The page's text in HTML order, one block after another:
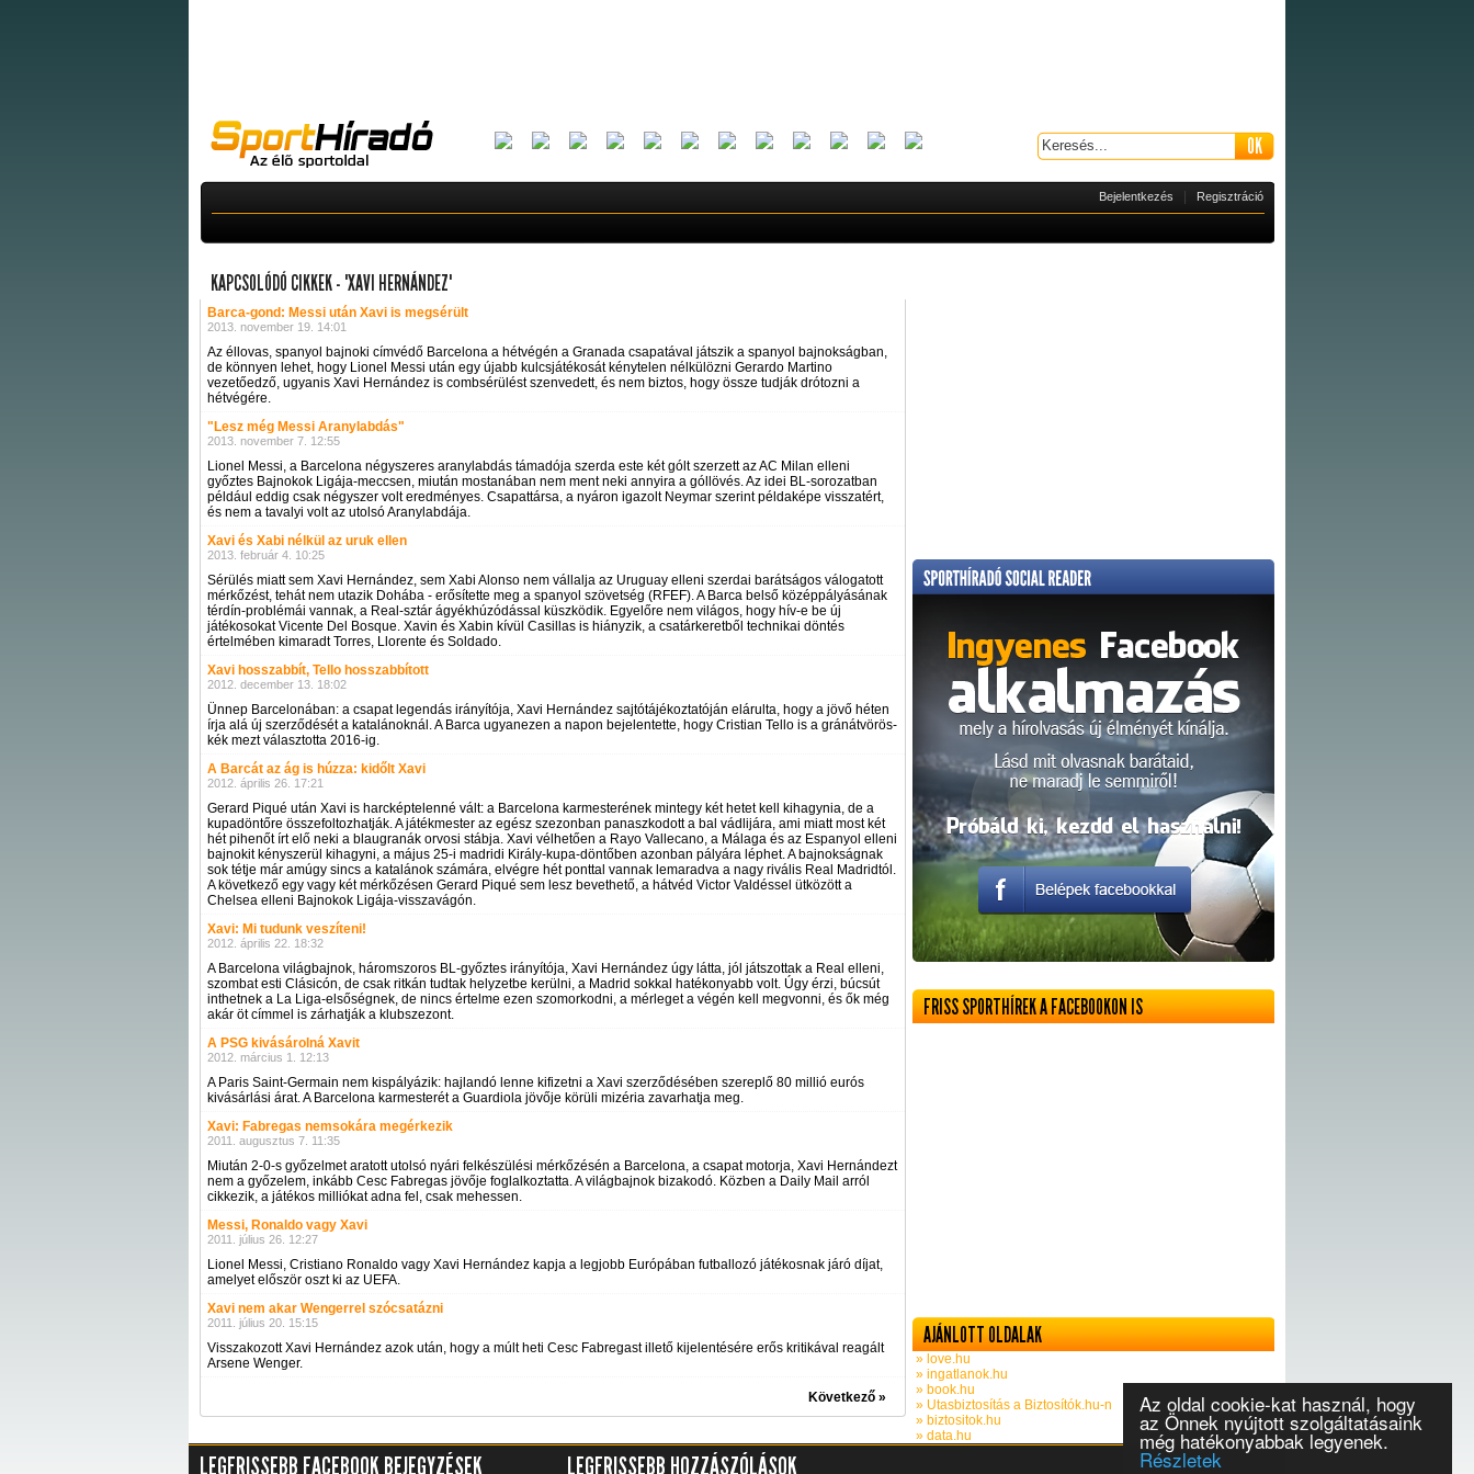
Az oldal cookie-kat használ, hogy
az Önnek nyújtott szolgáltatásaink
még hatékonyabbak legyenek.
Részletek
Bejelentkezés Regisztráció
KAPCSOLÓDÓ CIKKEK - "XAVI HERNÁNDEZ"
Barca-gond: Messi után Xavi is megsérült
2013. november 19. 14:01
Az éllovas, spanyol bajnoki címvédő Barcelona a hétvégén a Granada csapatával játszik a spanyol bajnokságban,
de könnyen lehet, hogy Lionel Messi után egy újabb kulcsjátékosát kénytelen nélkülözni Gerardo Martino
vezetőedző, ugyanis Xavi Hernández is combsérülést szenvedett, és nem biztos, hogy össze tudják drótozni a
hétvégére.
"Lesz még Messi Aranylabdás"
2013. november 7. 12:55
Lionel Messi, a Barcelona négyszeres aranylabdás támadója szerda este két gólt szerzett az AC Milan elleni
győztes Bajnokok Ligája-meccsen, miután mostanában nem ment neki annyira a góllövés. Az idei BL-sorozatban
például eddig csak négyszer volt eredményes. Csapattársa, a nyáron igazolt Neymar szerint példaképe visszatért,
és nem a tavalyi volt az utolsó Aranylabdája.
Xavi és Xabi nélkül az uruk ellen
2013. február 4. 10:25
Sérülés miatt sem Xavi Hernández, sem Xabi Alonso nem vállalja az Uruguay elleni szerdai barátságos válogatott
mérkőzést, tehát nem utazik Dohába - erősítette meg a spanyol szövetség (RFEF). A Barca belső középpályásának
térdín-problémái vannak, a Real-sztár ágyékhúzódással küszködik. Egyelőre nem világos, hogy hív-e be új
játékosokat Vicente Del Bosque. Xavin és Xabin kívül Casillas is hiányzik, a csatárkeretből technikai döntés
értelmében kimaradt Torres, Llorente és Soldado.
Xavi hosszabbít, Tello hosszabbított
2012. december 13. 18:02
Ünnep Barcelonában: a csapat legendás irányítója, Xavi Hernández sajtótájékoztatóján elárulta, hogy a jövő héten
írja alá új szerződését a katalánoknál. A Barca ugyanezen a napon bejelentette, hogy Cristian Tello is a gránátvörös-
kék mezt választotta 2016-ig.
A Barcát az ág is húzza: kidőlt Xavi
2012. április 26. 17:21
Gerard Piqué után Xavi is harcképtelenné vált: a Barcelona karmesterének mintegy két hetet kell kihagynia, de a
kupadöntőre összefoltozhatják. A játékmester az egész szezonban panaszkodott a bal vádlijára, ami miatt most két
hét pihenőt írt elő neki a blaugranák orvosi stábja. Xavi vélhetően a Rayo Vallecano, a Málaga és az Espanyol elleni
bajnokit kényszerül kihagyni, a május 25-i madridi Király-kupa-döntőben azonban pályára léphet. A bajnokságnak
sok tétje már amúgy sincs a katalánok számára, elvégre hét ponttal vannak lemaradva a nagy rivális Real Madridtól.
A következő egy vagy két mérkőzésen Gerard Piqué sem lesz bevethető, a hátvéd Victor Valdéssel ütközött a
Chelsea elleni Bajnokok Ligája-visszavágón.
Xavi: Mi tudunk veszíteni!
2012. április 22. 18:32
A Barcelona világbajnok, háromszoros BL-győztes irányítója, Xavi Hernández úgy látta, jól játszottak a Real elleni,
szombat esti Clásicón, de csak ritkán tudtak helyzetbe kerülni, a Madrid sokkal hatékonyabb volt. Úgy érzi, búcsút
inthetnek a La Liga-elsőségnek, de nincs értelme ezen szomorkodni, a mérleget a végén kell megvonni, és ők még
akár öt címmel is zárhatják a klubszezont.
A PSG kivásárolná Xavit
2012. március 1. 12:13
A Paris Saint-Germain nem kispályázik: hajlandó lenne kifizetni a Xavi szerződésében szereplő 80 millió eurós
kivásárlási árat. A Barcelona karmesterét a Guardiola jövője körüli mizéria zavarhatja meg.
Xavi: Fabregas nemsokára megérkezik
2011. augusztus 7. 11:35
Miután 2-0-s győzelmet aratott utolsó nyári felkészülési mérkőzésén a Barcelona, a csapat motorja, Xavi Hernándezt
nem a győzelem, inkább Cesc Fabregas jövője foglalkoztatta. A világbajnok bizakodó. Közben a Daily Mail arról
cikkezik, a játékos milliókat adna fel, csak mehessen.
Messi, Ronaldo vagy Xavi
2011. július 26. 12:27
Lionel Messi, Cristiano Ronaldo vagy Xavi Hernández kapja a legjobb Európában futballozó játékosnak járó díjat,
amelyet először oszt ki az UEFA.
Xavi nem akar Wengerrel szócsatázni
2011. július 20. 15:15
Visszakozott Xavi Hernández azok után, hogy a múlt heti Cesc Fabregast illető kijelentésére erős kritikával reagált
Arsene Wenger.
Következő »
FRISS SPORTHÍREK A FACEBOOKON IS
AJÁNLOTT OLDALAK
» love.hu
» ingatlanok.hu
» book.hu
» Utasbiztosítás a Biztosítók.hu-n
» biztositok.hu
» data.hu
LEGFRISSEBB FACEBOOK BEJEGYZÉSEK LEGFRISSEBB HOZZÁSZÓLÁSOK